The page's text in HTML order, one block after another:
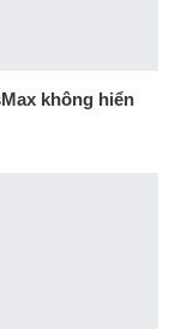
không hiển